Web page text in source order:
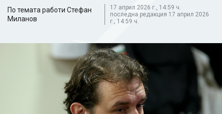
По темата работи Стефан
Миланов
17 април 2026 г., 14:59 ч.
последна редакция 17 април 2026
г., 14:59 ч.